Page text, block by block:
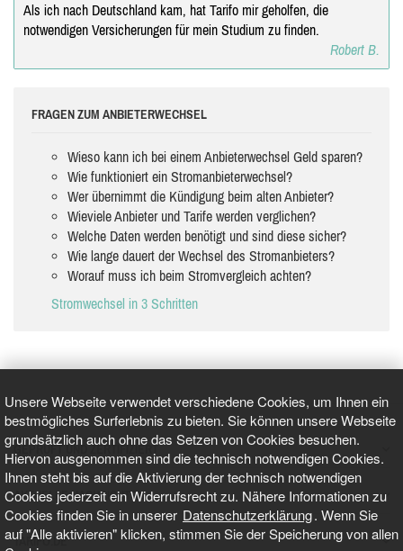
Unsere Webseite verwendet verschiedene Cookies, um Ihnen ein
bestmögliches Surferlebnis zu bieten. Sie können unsere Webseite
grundsätzlich auch ohne das Setzen von Cookies besuchen.
Hiervon ausgenommen sind die technisch notwendigen Cookies.
Ihnen steht bis auf die Aktivierung der technisch notwendigen
Cookies jederzeit ein Widerrufsrecht zu. Nähere Informationen zu
Cookies finden Sie in unserer Datenschutzerklärung. Wenn Sie
auf "Alle aktivieren" klicken, stimmen Sie der Speicherung von allen
Als ich nach Deutschland kam, hat Tarifo mir geholfen, die
notwendigen Versicherungen für mein Studium zu finden.
Robert B.
FRAGEN ZUM ANBIETERWECHSEL
Wieso kann ich bei einem Anbieterwechsel Geld sparen?
Wie funktioniert ein Stromanbieterwechsel?
Wer übernimmt die Kündigung beim alten Anbieter?
Wieviele Anbieter und Tarife werden verglichen?
Welche Daten werden benötigt und sind diese sicher?
Wie lange dauert der Wechsel des Stromanbieters?
Worauf muss ich beim Stromvergleich achten?
Stromwechsel in 3 Schritten
GEPRÜFT UND ZERTIFIZIERT
AKTUELLE NACHRICHTEN
TARIFO.DE